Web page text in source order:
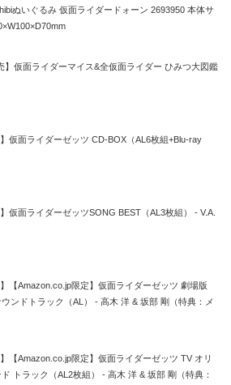
ぬいぐるみ 仮面ライダードォーン 2693950 本体サ
】仮面ライダーマイス&全仮面ライダー ひみつ大図鑑
】仮面ライダーゼッツ CD-BOX（AL6枚組+Blu-ray
】仮面ライダーゼッツSONG BEST（AL3枚組） - V.A.
】【Amazon.co.jp限定】仮面ライダーゼッツ 劇場版
ンドトラック（AL） - 高木 洋 & 坂部 剛（特典：メ
】【Amazon.co.jp限定】仮面ライダーゼッツ TV オリ
トラック（AL2枚組） - 高木 洋 & 坂部 剛（特典：